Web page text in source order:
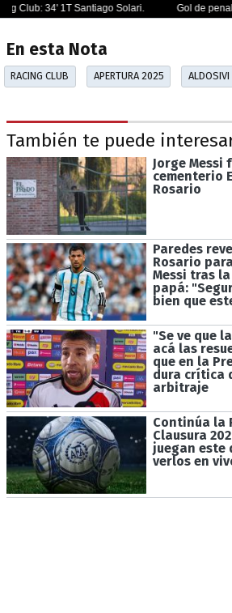
En esta Nota
RACING CLUB APERTURA 2025 ALDOSIVI
También te puede
Jorge Messi
cementerio
Rosario
Paredes
Rosario
Messi tras
papá:
bien que
"Se ve que
acá las
que en la
dura crítica
arbitraje
Continúa la
Clausura
juegan este
verlos en